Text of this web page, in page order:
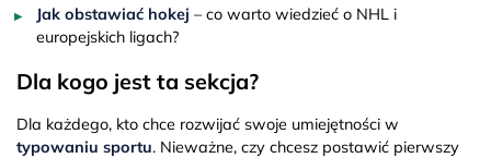
Jak obstawiać hokej – co warto wiedzieć o NHL i
europejskich ligach?
Dla kogo jest ta sekcja?
Dla każdego, kto chce rozwijać swoje umiejętności w
typowaniu sportu. Nieważne, czy chcesz postawić pierwszy